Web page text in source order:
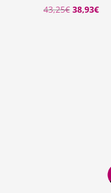
43,25€ El
38,93€El